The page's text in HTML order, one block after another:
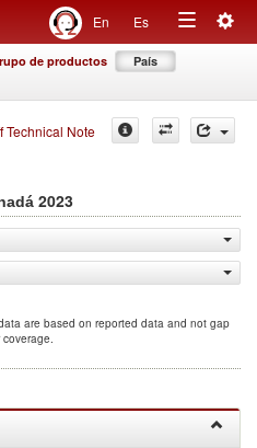
En Es
Toggle
de productos País
Technical Note
2023
are based on reported data and not gap
coverage.